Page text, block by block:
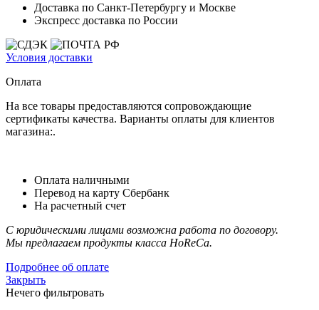
Доставка по Санкт-Петербургу и Москве
Экспресс доставка по России
Условия доставки
Оплата
На все товары предоставляются сопровождающие
сертификаты качества. Варианты оплаты для клиентов
магазина:.
Оплата наличными
Перевод на карту Сбербанк
На расчетный счет
С юридическими лицами возможна работа по договору.
Мы предлагаем продукты класса HoReCa.
Подробнее об оплате
Закрыть
Нечего фильтровать